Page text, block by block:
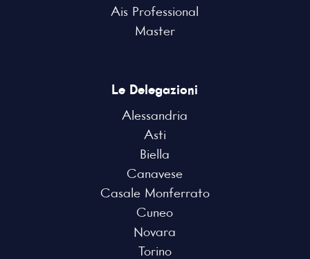
Ais Professional
Master
Le Delegazioni
Alessandria
Asti
Biella
Canavese
Casale Monferrato
Cuneo
Novara
Torino